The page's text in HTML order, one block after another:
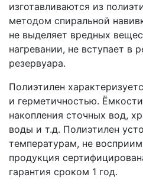
изготавливаются из
методом спиральной
не выделяет вредных
нагревании, не вступает
резервуара.
Полиэтилен
и герметичностью.
накопления сточных вод,
воды и т.д. Полиэтилен
температурам, не
продукция
гарантия сроком 1 год.